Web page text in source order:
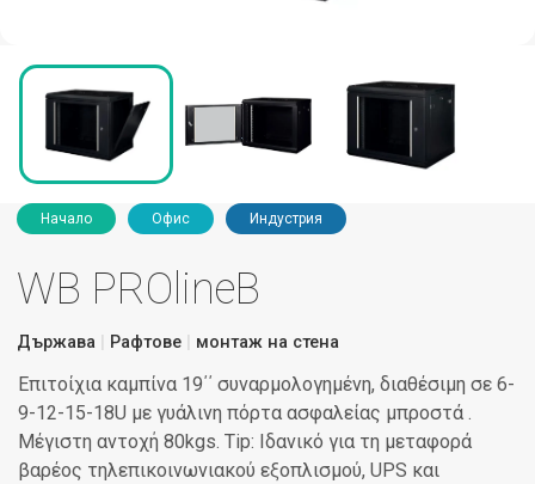
Начало Офис Индустрия
WB PROlineB
Държава Рафтове монтаж на стена
Επιτοίχια καμπίνα 19΄΄ συναρμολογημένη, διαθέσιμη σε 6-
9-12-15-18U με γυάλινη πόρτα ασφαλείας μπροστά .
Μέγιστη αντοχή 80kgs. Tip: Ιδανικό για τη μεταφορά
βαρέος τηλεπικοινωνιακού εξοπλισμού, UPS και